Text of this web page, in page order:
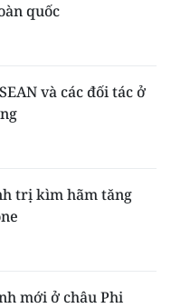
quốc
và các đối tác ở
trị kìm hãm tăng
mới ở châu Phi